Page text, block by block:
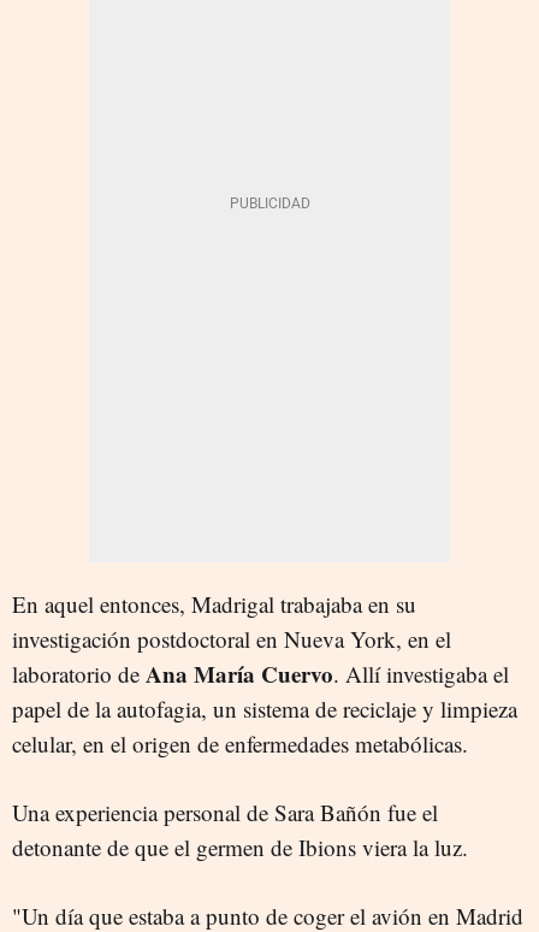
En aquel entonces, Madrigal trabajaba en su
investigación postdoctoral en Nueva York, en el
laboratorio de Ana María Cuervo. Allí investigaba el
papel de la autofagia, un sistema de reciclaje y limpieza
celular, en el origen de enfermedades metabólicas.
Una experiencia personal de Sara Bañón fue el
detonante de que el germen de Ibions viera la luz.
"Un día que estaba a punto de coger el avión en Madrid